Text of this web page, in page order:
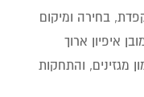
בחירה ומיקום
איפיון ארוך
מגזינים, והתחקות